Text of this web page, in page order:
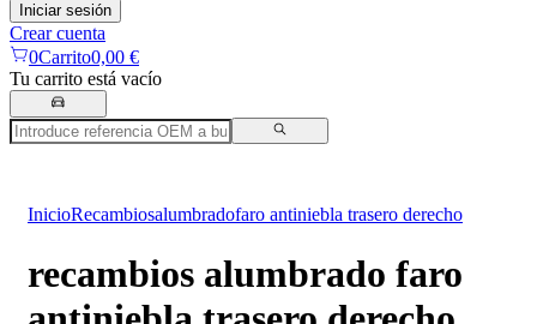
Iniciar sesión
Crear cuenta
0Carrito0,00 €
Tu carrito está vacío
InicioRecambiosalumbradofaro antiniebla trasero derecho
recambios alumbrado faro